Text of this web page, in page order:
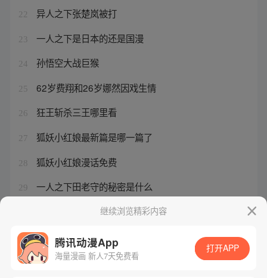
22 异人之下张楚岚被打
23 一人之下是日本的还是国漫
24 孙悟空大战巨猴
25 62岁费翔和26岁娜然因戏生情
26 狂王斩杀三王哪里看
27 狐妖小红娘最新篇是哪一篇了
28 狐妖小红娘漫话免费
29 一人之下田老守的秘密是什么
航海王梦想指针下架了吗知乎
继续浏览精彩内容
腾讯动漫App
海量漫画 新人7天免费看
打开APP